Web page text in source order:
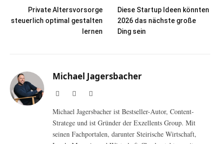
Private Altersvorsorge
steuerlich optimal gestalten
lernen
Diese Startup Ideen könnten
2026 das nächste große
Ding sein
Michael Jagersbacher
FacebookInstagram
Michael Jagersbacher ist Bestseller-Autor, Content-
Stratege und ist Gründer der Exzellents Group. Mit
seinen Fachportalen, darunter Steirische Wirtschaft,